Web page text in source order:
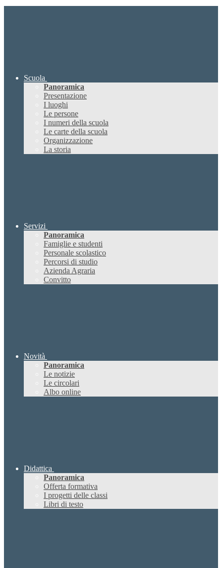
Scuola
Panoramica
Presentazione
I luoghi
Le persone
I numeri della scuola
Le carte della scuola
Organizzazione
La storia
Servizi
Panoramica
Famiglie e studenti
Personale scolastico
Percorsi di studio
Azienda Agraria
Convitto
Novità
Panoramica
Le notizie
Le circolari
Albo online
Didattica
Panoramica
Offerta formativa
I progetti delle classi
Libri di testo